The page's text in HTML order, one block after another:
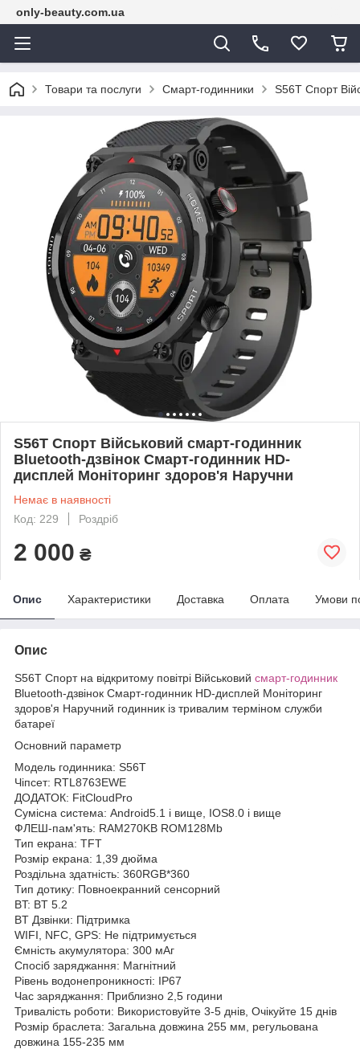
only-beauty.com.ua
Товари та послуги Смарт-годинники S56T Спорт
S56T Спорт Військовий смарт-годинник
Bluetooth-дзвінок Смарт-годинник HD-
дисплей Моніторинг здоров'я Наручни
Немає в наявності
Код: 229
Роздріб
2 000 ₴
Опис Характеристики Доставка Оплата Умови
Опис
S56T Спорт на відкритому повітрі Військовий смарт-годинник
Bluetooth-дзвінок Смарт-годинник HD-дисплей Моніторинг
здоров'я Наручний годинник із тривалим терміном служби
батареї
Основний параметр
Модель годинника: S56T
Чіпсет: RTL8763EWE
ДОДАТОК: FitCloudPro
Сумісна система: Android5.1 і вище, IOS8.0 і вище
ФЛЕШ-пам'ять: RAM270KB ROM128Mb
Тип екрана: TFT
Розмір екрана: 1,39 дюйма
Роздільна здатність: 360RGB*360
Тип дотику: Повноекранний сенсорний
BT: BT 5.2
BT Дзвінки: Підтримка
WIFI, NFC, GPS: Не підтримується
Ємність акумулятора: 300 мАг
Спосіб заряджання: Магнітний
Рівень водонепроникності: IP67
Час заряджання: Приблизно 2,5 години
Тривалість роботи: Використовуйте 3-5 днів, Очікуйте 15 днів
Розмір браслета: Загальна довжина 255 мм, регульована
довжина 155-235 мм